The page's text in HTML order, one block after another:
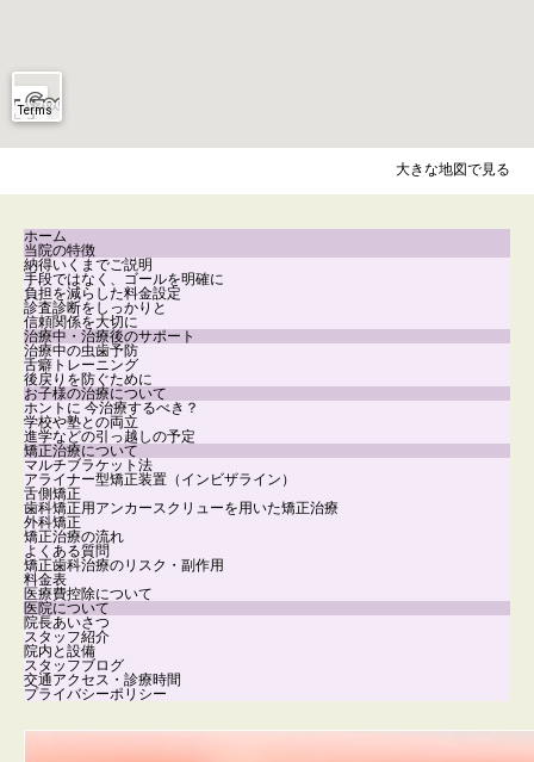
大きな地図で見る
ホーム
当院の特徴
納得いくまでご説明
手段ではなく、ゴールを明確に
負担を減らした料金設定
診査診断をしっかりと
信頼関係を大切に
治療中・治療後のサポート
治療中の虫歯予防
舌癖トレーニング
後戻りを防ぐために
お子様の治療について
ホントに 今治療するべき？
学校や塾との両立
進学などの引っ越しの予定
矯正治療について
マルチブラケット法
アライナー型矯正装置（インビザライン）
舌側矯正
歯科矯正用アンカースクリューを用いた矯正治療
外科矯正
矯正治療の流れ
よくある質問
矯正歯科治療のリスク・副作用
料金表
医療費控除について
医院について
院長あいさつ
スタッフ紹介
院内と設備
スタッフブログ
交通アクセス・診療時間
プライバシーポリシー